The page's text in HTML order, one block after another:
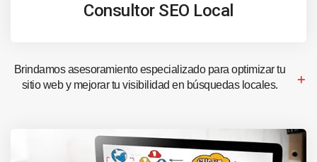
Consultor SEO Local
Brindamos asesoramiento especializado para optimizar tu
sitio web y mejorar tu visibilidad en búsquedas locales.